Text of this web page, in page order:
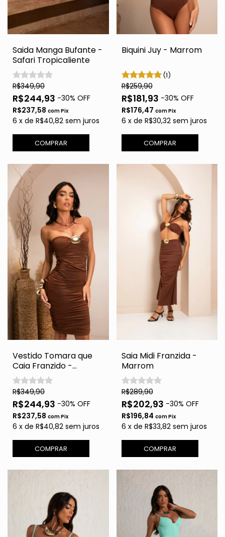
Saida Manga Bufante -
Safari Tropicaliente
R$349,90
R$244,93 -30% OFF
R$237,58 comPix
6 x de R$40,82 sem juros
COMPRAR
Biquini Juy - Marrom
(1)
R$259,90
R$181,93 -30% OFF
R$176,47 comPix
6 x de R$30,32 sem juros
COMPRAR
Vestido Tomara que
Caia Franzido -
Marrom
R$349,90
R$244,93 -30% OFF
R$237,58 comPix
6 x de R$40,82 sem juros
COMPRAR
Saia Midi Franzida -
Marrom
R$289,90
R$202,93 -30% OFF
R$196,84 comPix
6 x de R$33,82 sem juros
COMPRAR